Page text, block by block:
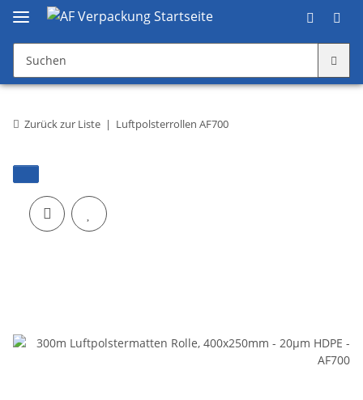
Zurück zur Liste Luftpolsterrollen AF700